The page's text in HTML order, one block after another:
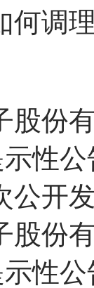
何调
股份
性公
公开
股份
性公